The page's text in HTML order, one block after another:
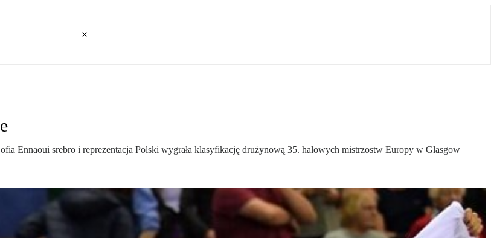
Ennaoui srebro i reprezentacja Polski wygrała klasyfikację drużynową 35. halowych mistrzostw Europy w Glasgow